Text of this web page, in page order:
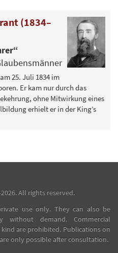
(1834–
25. Juli 1834 im
Er kam nur durch das
ohne Mitwirkung eines
erhielt er in der King’s
All rights reserved.
use only. They can also be
without demand. Commercial
are prohibited. Publications on
only possible after consultation.